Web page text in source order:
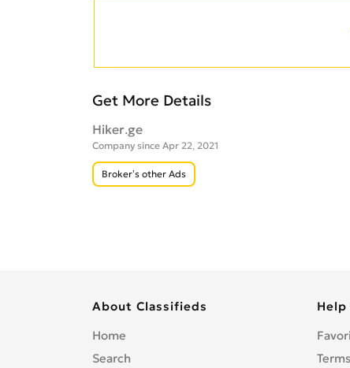
Get More Details
Hiker.ge
Company since Apr 22, 2021
Broker’s other Ads
About Classifieds
Home
Search
Help